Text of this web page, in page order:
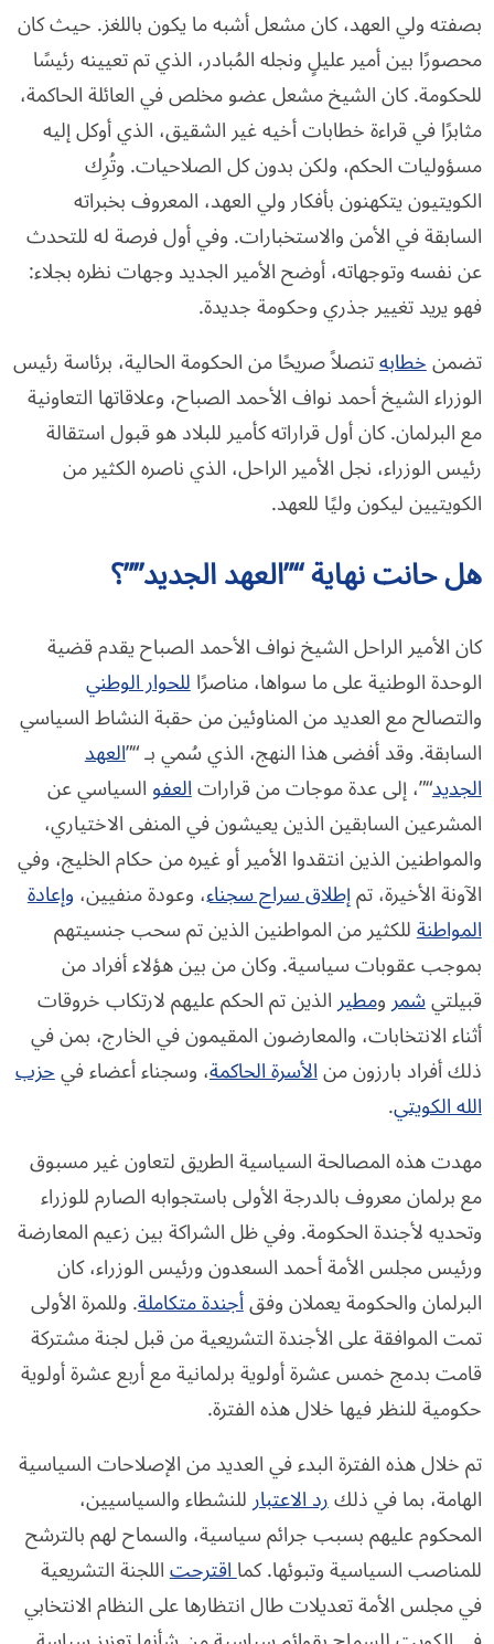
بصفته ولي العهد، كان مشعل أشبه ما يكون باللغز. حيث كان
محصورًا بين أمير عليلٍ ونجله المُبادر، الذي تم تعيينه رئيسًا
للحكومة. كان الشيخ مشعل عضو مخلص في العائلة الحاكمة،
مثابرًا في قراءة خطابات أخيه غير الشقيق، الذي أوكل إليه
مسؤوليات الحكم، ولكن بدون كل الصلاحيات. وتُرِك
الكويتيون يتكهنون بأفكار ولي العهد، المعروف بخبراته
السابقة في الأمن والاستخبارات. وفي أول فرصة له للتحدث
عن نفسه وتوجهاته، أوضح الأمير الجديد وجهات نظره بجلاء:
فهو يريد تغيير جذري وحكومة جديدة.
تضمنخطابهتنصلاً صريحًا من الحكومة الحالية، برئاسة رئيس
الوزراء الشيخ أحمد نواف الأحمد الصباح، وعلاقاتها التعاونية
مع البرلمان. كان أول قراراته كأمير للبلاد هو قبول استقالة
رئيس الوزراء، نجل الأمير الراحل، الذي ناصره الكثير من
الكويتيين ليكون وليًا للعهد.
هل حانت نهاية “”العهد الجديد””؟
كان الأمير الراحل الشيخ نواف الأحمد الصباح يقدم قضية
الوحدة الوطنية على ما سواها، مناصرًاللحوار الوطني
والتصالح مع العديد من المناوئين من حقبة النشاط السياسي
السابقة. وقد أفضى هذا النهج، الذي سُمي بـ “”العهد
الجديد“”، إلى عدة موجات من قراراتالعفوالسياسي عن
المشرعين السابقين الذين يعيشون في المنفى الاختياري،
والمواطنين الذين انتقدوا الأمير أو غيره من حكام الخليج، وفي
الآونة الأخيرة، تمإطلاق سراح سجناء، وعودة منفيين،وإعادة
المواطنةللكثير من المواطنين الذين تم سحب جنسيتهم
بموجب عقوبات سياسية. وكان من بين هؤلاء أفراد من
قبيلتيشمرومطيرالذين تم الحكم عليهم لارتكاب خروقات
أثناء الانتخابات، والمعارضون المقيمون في الخارج، بمن في
ذلك أفراد بارزون منالأسرة الحاكمة، وسجناء أعضاء فيحزب
الله الكويتي.
مهدت هذه المصالحة السياسية الطريق لتعاون غير مسبوق
مع برلمان معروف بالدرجة الأولى باستجوابه الصارم للوزراء
وتحديه لأجندة الحكومة. وفي ظل الشراكة بين زعيم المعارضة
ورئيس مجلس الأمة أحمد السعدون ورئيس الوزراء، كان
البرلمان والحكومة يعملان وفقأجندة متكاملة. وللمرة الأولى
تمت الموافقة على الأجندة التشريعية من قبل لجنة مشتركة
قامت بدمج خمس عشرة أولوية برلمانية مع أربع عشرة أولوية
حكومية للنظر فيها خلال هذه الفترة.
تم خلال هذه الفترة البدء في العديد من الإصلاحات السياسية
الهامة، بما في ذلكرد الاعتبارللنشطاء والسياسيين،
المحكوم عليهم بسبب جرائم سياسية، والسماح لهم بالترشح
للمناصب السياسية وتبوئها. كمااقترحتاللجنة التشريعية
في مجلس الأمة تعديلات طال انتظارها على النظام الانتخابي